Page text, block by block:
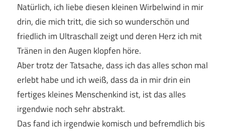
Natürlich, ich liebe diesen kleinen Wirbelwind in mir
drin, die mich tritt, die sich so wunderschön und
friedlich im Ultraschall zeigt und deren Herz ich mit
Tränen in den Augen klopfen höre.
Aber trotz der Tatsache, dass ich das alles schon mal
erlebt habe und ich weiß, dass da in mir drin ein
fertiges kleines Menschenkind ist, ist das alles
irgendwie noch sehr abstrakt.
Das fand ich irgendwie komisch und befremdlich bis